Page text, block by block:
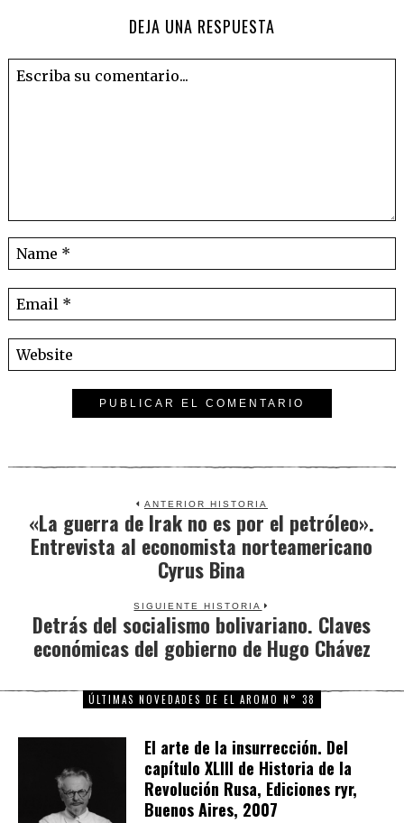
DEJA UNA RESPUESTA
ANTERIOR HISTORIA
Previous
post:
«La guerra de Irak no es por el petróleo».
Entrevista al economista norteamericano
Cyrus Bina
SIGUIENTE HISTORIA
Next
post:
Detrás del socialismo bolivariano. Claves
económicas del gobierno de Hugo Chávez
ÚLTIMAS NOVEDADES DE EL AROMO N° 38
El arte de la insurrección. Del
capítulo XLIII de Historia de la
Revolución Rusa, Ediciones ryr,
Buenos Aires, 2007